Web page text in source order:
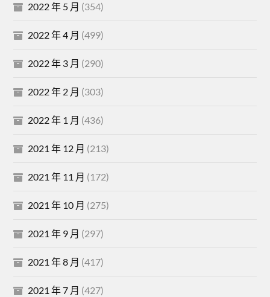
2022 年 5 月 (354)
2022 年 4 月 (499)
2022 年 3 月 (290)
2022 年 2 月 (303)
2022 年 1 月 (436)
2021 年 12 月 (213)
2021 年 11 月 (172)
2021 年 10 月 (275)
2021 年 9 月 (297)
2021 年 8 月 (417)
2021 年 7 月 (427)